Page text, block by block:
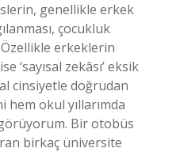
genellikle erkek
çocukluk
erkeklerin
‘sayısal zekâsı’ eksik
cinsiyetle doğrudan
okul yıllarımda
Bir otobüs
birkaç üniversite